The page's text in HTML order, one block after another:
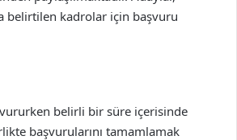
belirtilen kadrolar için başvuru
belirli bir süre içerisinde
başvurularını tamamlamak